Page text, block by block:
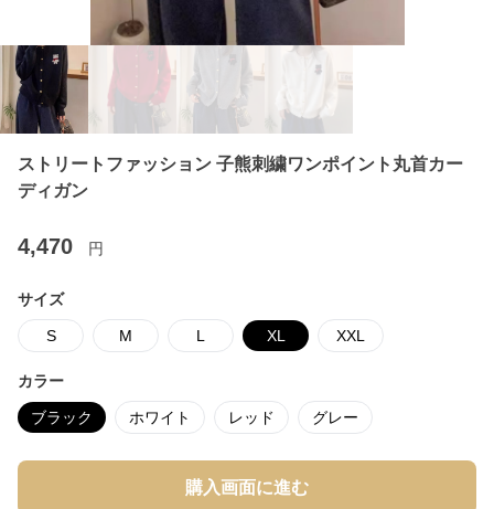
ストリートファッション 子熊刺繍ワンポイント丸首カー
ディガン
4,470 円
サイズ
S M L XL XXL
カラー
ブラック ホワイト レッド グレー
購入画面に進む